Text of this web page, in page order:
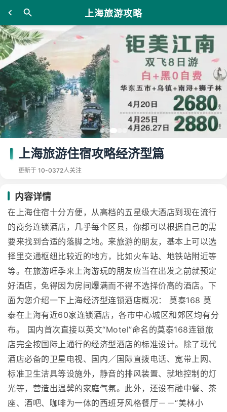
上海旅游攻略
上海旅游住宿攻略经济型篇
更新于 10-0372人关注
内容详情
在上海住宿十分方便，从高档的五星级大酒店到现在流行
的商务连锁酒店，几乎每个区县，你都可以根据自己的需
要来找到合适的落脚之地。来旅游的朋友，基本上可以选
择里交通枢纽比较近的地方，比如火车站、地铁站附近等
等。在旅游旺季来上海游玩的朋友应当在出发之前就预定
好酒店，免得因为房间爆满而不得不选择价高的酒店。下
面为您介绍一下上海经济型连锁酒店概况： 莫泰168 莫
泰在上海有近60家连锁酒店，各市中心城区和郊区均有分
布。 国内首次直接以英文“Motel”命名的莫泰168连锁旅
店完全按国际上通行的经济型酒店的标准设计。除了现代
酒店必备的卫星电视、国内／国际直拨电话、宽带上网、
标准卫生洁具等设施外，静音的排风装置、就地控制的灯
光等，营造出温馨的家庭气氛。此外，还设有融中餐、茶
座、酒吧、咖啡为一体的西班牙风格餐厅－－“美林小